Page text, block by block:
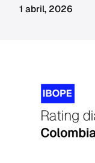
1 abril, 2026